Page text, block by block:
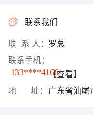
联系我们
联 系 人： 罗总
联系手机：
133****4166【查看】
地 址：
广东省汕尾